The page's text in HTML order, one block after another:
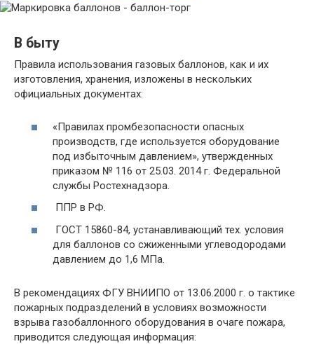
В быту
Правила использования газовых баллонов, как и их
изготовления, хранения, изложены в нескольких
официальных документах:
«Правилах промбезопасности опасных
производств, где используется оборудование
под избыточным давлением», утвержденных
приказом № 116 от 25.03. 2014 г. Федеральной
службы Ростехнадзора.
ППР в РФ.
ГОСТ 15860-84, устанавливающий тех. условия
для баллонов со сжиженными углеводородами
давлением до 1,6 МПа.
В рекомендациях ФГУ ВНИИПО от 13.06.2000 г. о тактике
пожарных подразделений в условиях возможности
взрыва газобаллонного оборудования в очаге пожара,
приводится следующая информация: